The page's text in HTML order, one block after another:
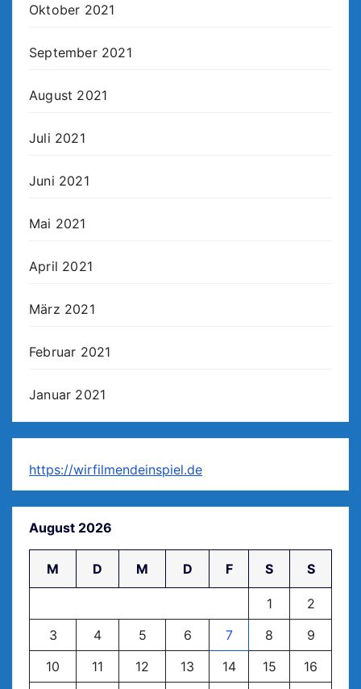
Oktober 2021
September 2021
August 2021
Juli 2021
Juni 2021
Mai 2021
April 2021
März 2021
Februar 2021
Januar 2021
https://wirfilmendeinspiel.de
August 2026
M D M D F S S
1
2
3
4 5 6 7 8
9
10
11 12 13 14 15
16